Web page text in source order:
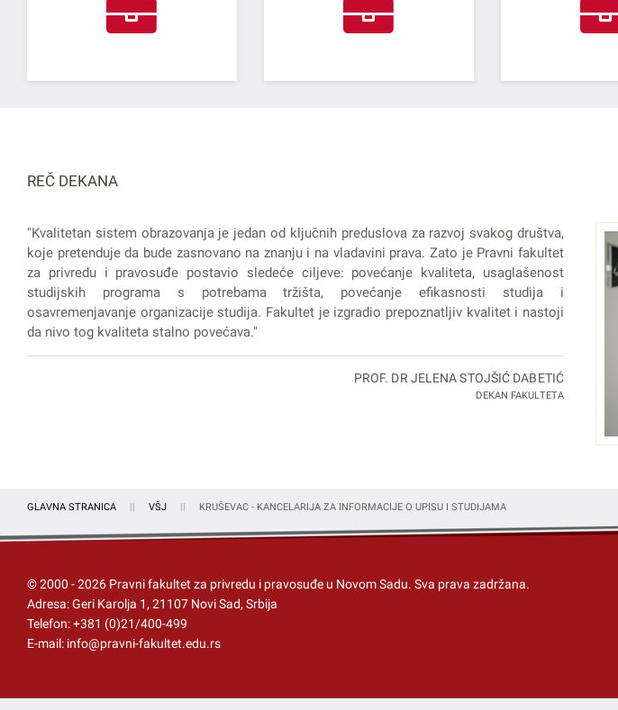
REČ DEKANA
"Kvalitetan sistem obrazovanja je jedan od ključnih preduslova za razvoj svakog društva,
koje pretenduje da bude zasnovano na znanju i na vladavini prava. Zato je Pravni fakultet
za privredu i pravosuđe postavio sledeće ciljeve: povećanje kvaliteta, usaglašenost
studijskih programa s potrebama tržišta, povećanje efikasnosti studija i
osavremenjavanje organizacije studija. Fakultet je izgradio prepoznatljiv kvalitet i nastoji
da nivo tog kvaliteta stalno povećava."
PROF. DR JELENA STOJŠIĆ DABETIĆ
DEKAN FAKULTETA
GLAVNA STRANICA VŠJ KRUŠEVAC - KANCELARIJA ZA INFORMACIJE O UPISU I STUDIJAMA
© 2000 -2026 Pravni fakultet za privredu i pravosuđe u Novom Sadu. Sva prava zadržana.
Adresa: Geri Karolja 1, 21107 Novi Sad, Srbija
Telefon:+381 (0)21/400-499
E-mail: info@pravni-fakultet.edu.rs